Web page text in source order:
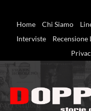
Home
Chi Siamo
Interviste
Recensione